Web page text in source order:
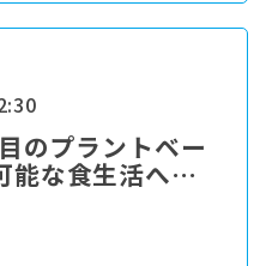
のプラントベー
な食生活への